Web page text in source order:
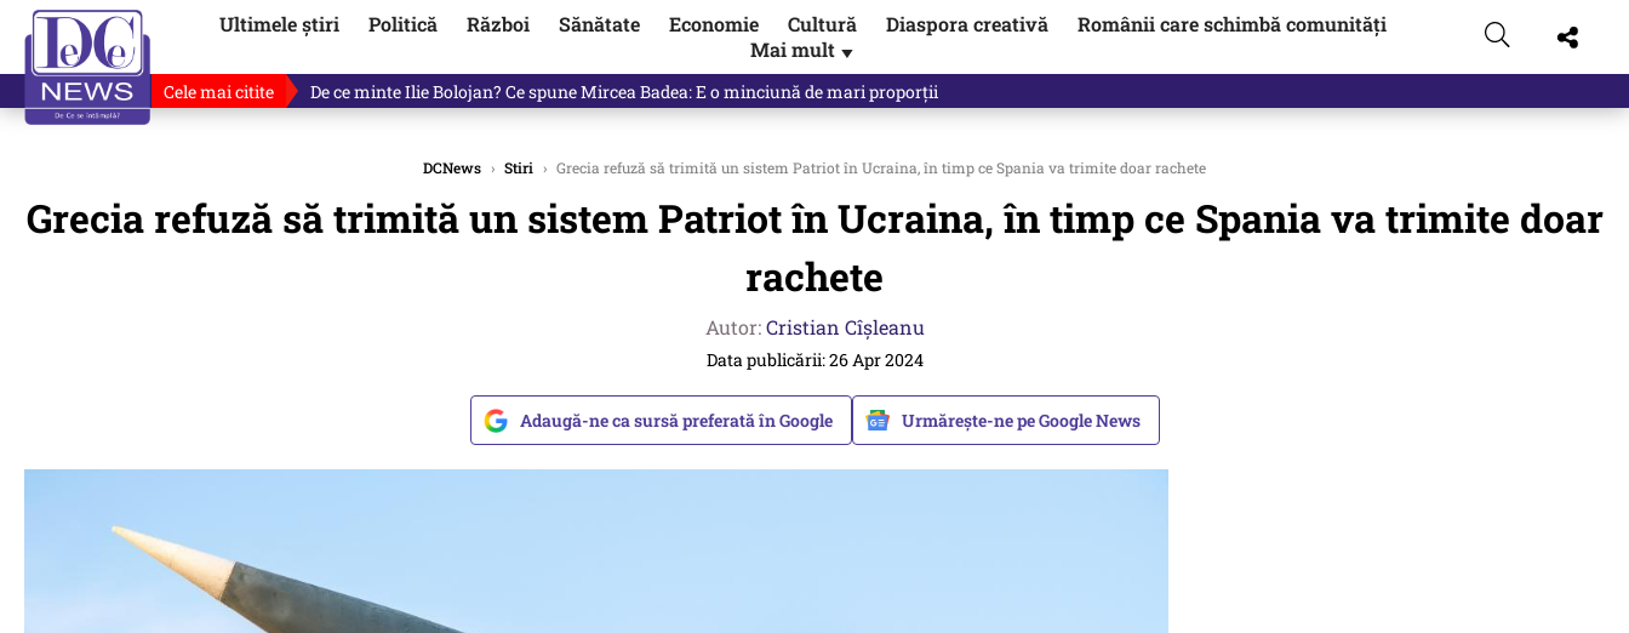
Ultimele știri Politică Război Sănătate Economie Cultură Diaspora creativă
Românii care schimbă comunități
Mai mult ▼
Cele mai citite De ce a mințit Ilie Bolojan? Victor Ponta ne dă răspunsul
DCNews › Stiri › Grecia refuză să trimită un sistem Patriot în Ucraina, în timp ce Spania va trimite doar rachete
Grecia refuză să trimită un sistem Patriot în Ucraina, în timp ce Spania va trimite doar
rachete
Autor:Cristian Cîșleanu
Data publicării: 26 Apr 2024
Adaugă-ne ca sursă preferată în Google Urmărește-ne pe Google News